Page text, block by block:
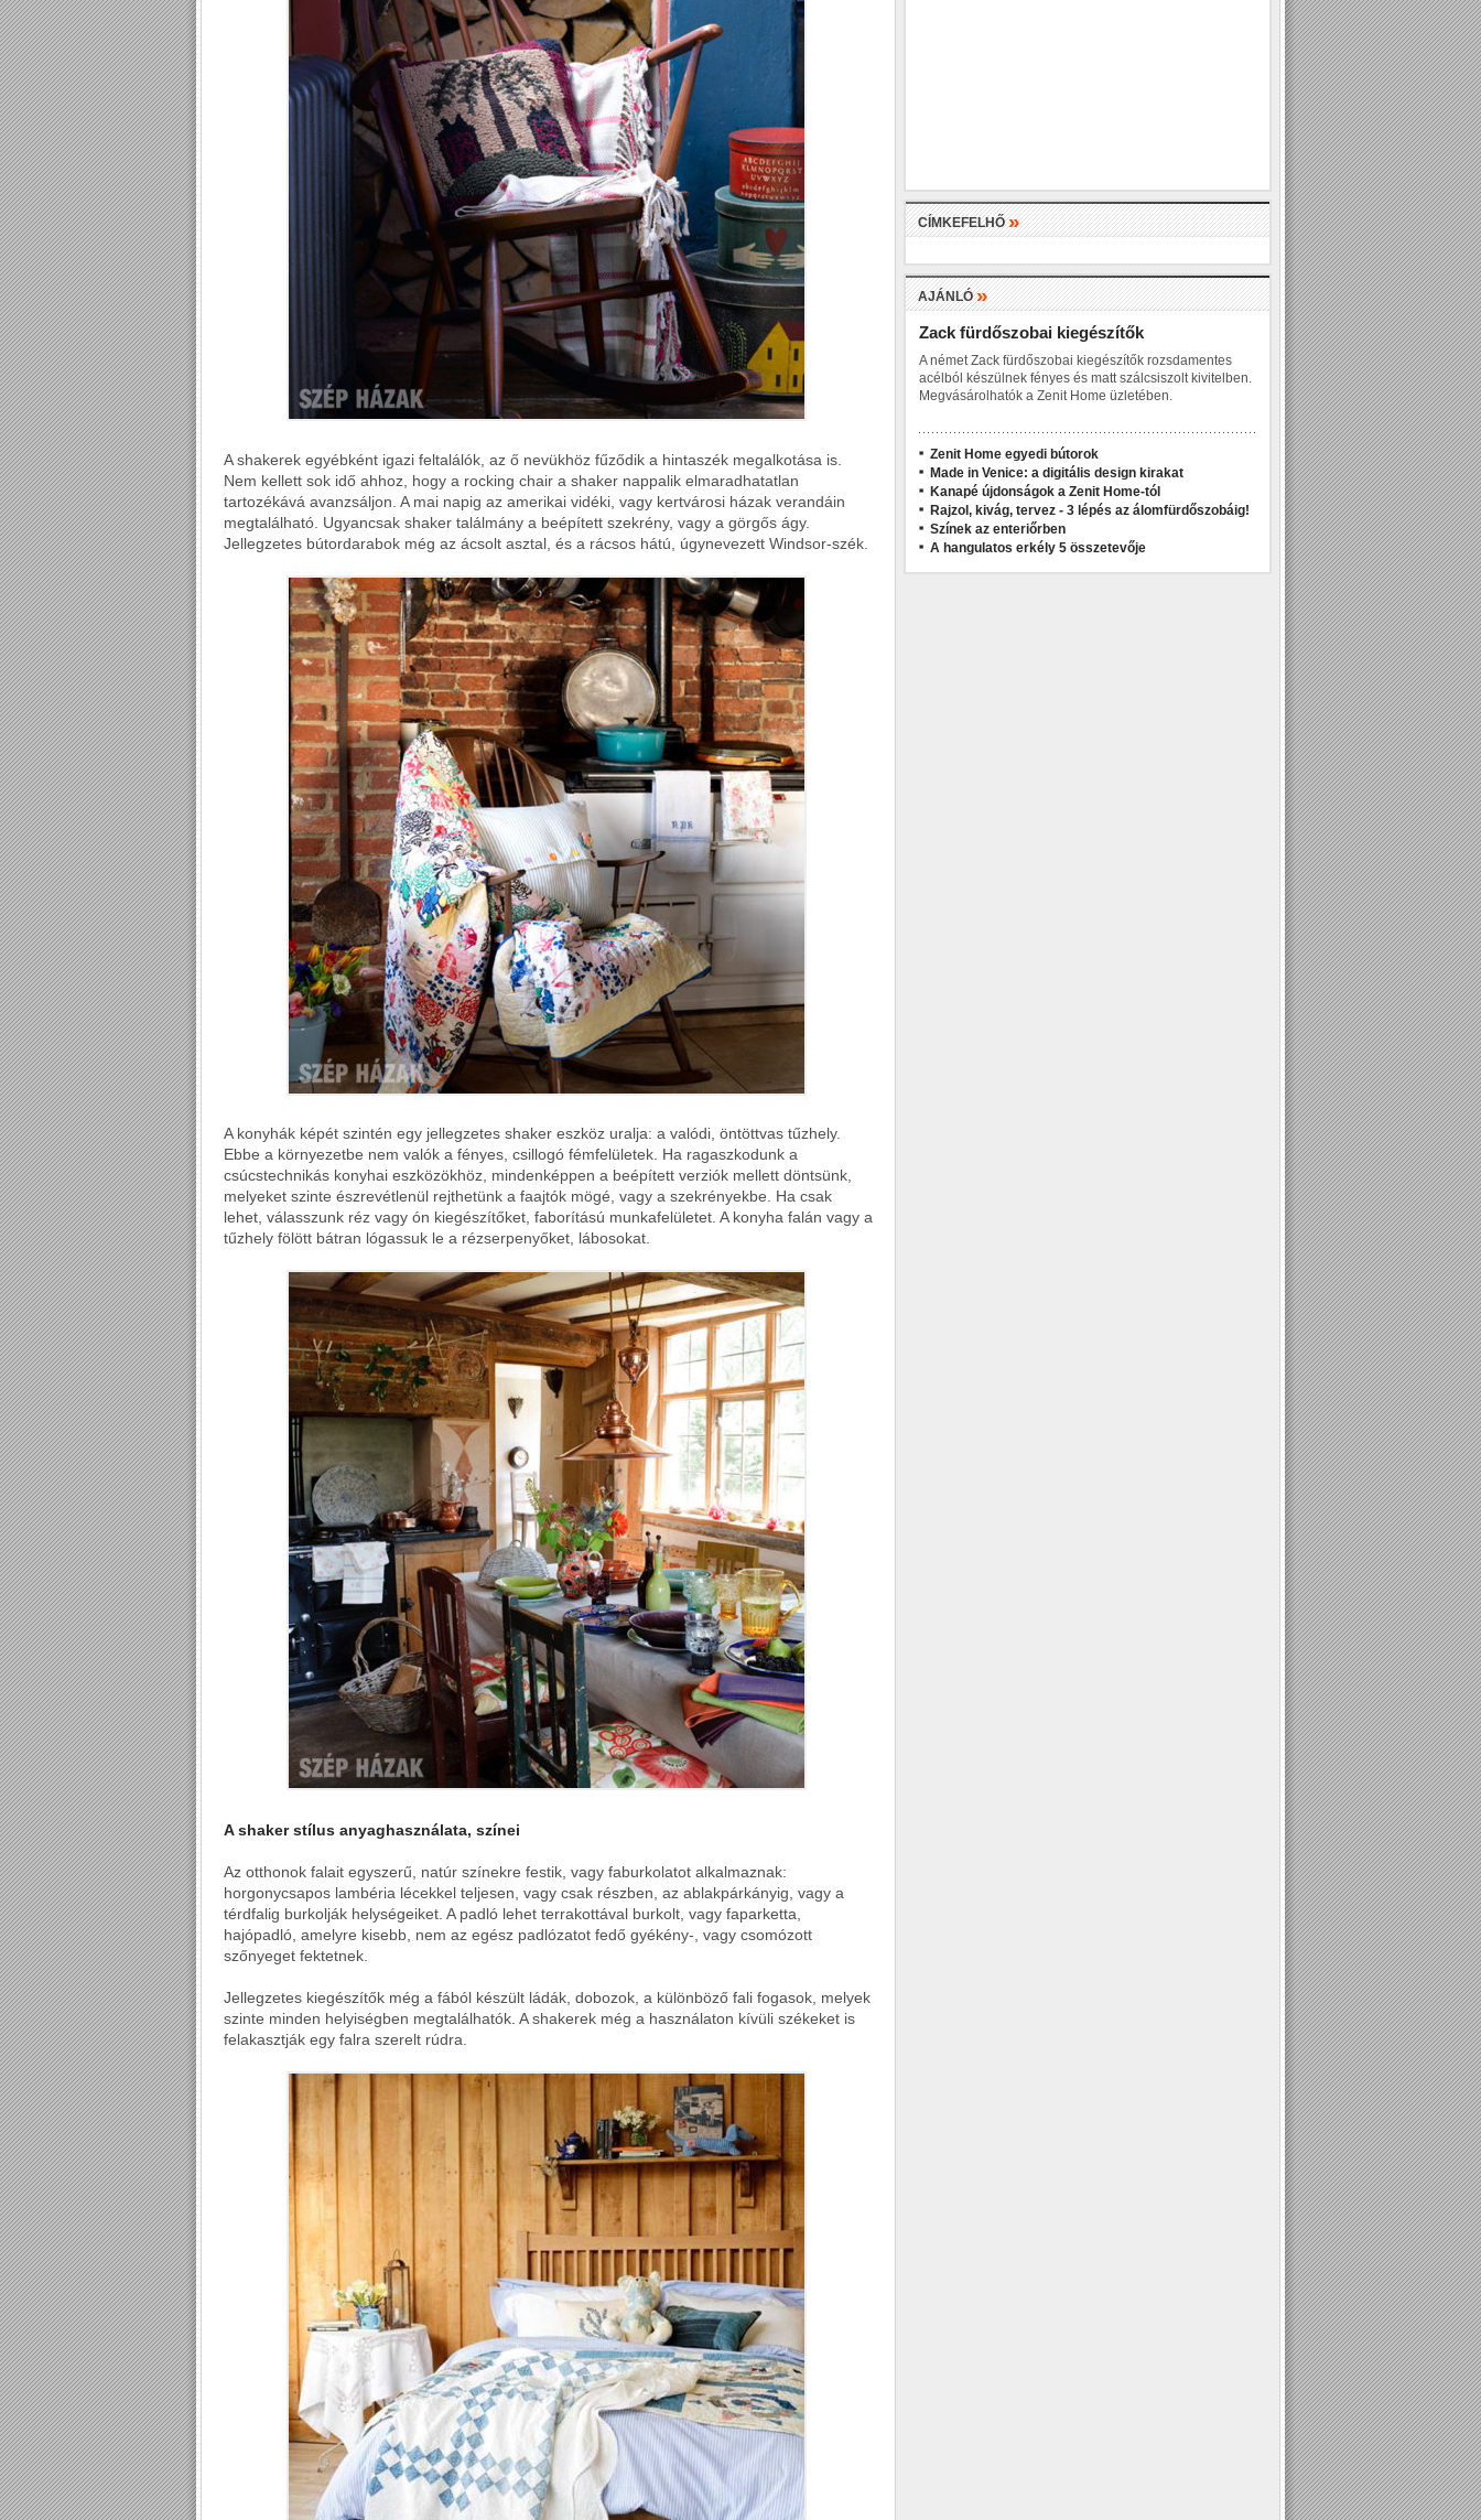
A shakerek egyébként igazi feltalálók, az ő nevükhöz fűződik a hintaszék megalkotása is.
Nem kellett sok idő ahhoz, hogy a rocking chair a shaker nappalik elmaradhatatlan
tartozékává avanzsáljon. A mai napig az amerikai vidéki, vagy kertvárosi házak verandáin
megtalálható. Ugyancsak shaker találmány a beépített szekrény, vagy a görgős ágy.
Jellegzetes bútordarabok még az ácsolt asztal, és a rácsos hátú, úgynevezett Windsor-szék.
A konyhák képét szintén egy jellegzetes shaker eszköz uralja: a valódi, öntöttvas tűzhely.
Ebbe a környezetbe nem valók a fényes, csillogó fémfelületek. Ha ragaszkodunk a
csúcstechnikás konyhai eszközökhöz, mindenképpen a beépített verziók mellett döntsünk,
melyeket szinte észrevétlenül rejthetünk a faajtók mögé, vagy a szekrényekbe. Ha csak
lehet, válasszunk réz vagy ón kiegészítőket, faborítású munkafelületet. A konyha falán vagy a
tűzhely fölött bátran lógassuk le a rézserpenyőket, lábosokat.
A shaker stílus anyaghasználata, színei
Az otthonok falait egyszerű, natúr színekre festik, vagy faburkolatot alkalmaznak:
horgonycsapos lambéria lécekkel teljesen, vagy csak részben, az ablakpárkányig, vagy a
térdfalig burkolják helységeiket. A padló lehet terrakottával burkolt, vagy faparketta,
hajópadló, amelyre kisebb, nem az egész padlózatot fedő gyékény-, vagy csomózott
szőnyeget fektetnek.
Jellegzetes kiegészítők még a fából készült ládák, dobozok, a különböző fali fogasok, melyek
szinte minden helyiségben megtalálhatók. A shakerek még a használaton kívüli székeket is
felakasztják egy falra szerelt rúdra.
CÍMKEFELHŐ»
AJÁNLÓ»
Zack fürdőszobai kiegészítők
A német Zack fürdőszobai kiegészítők rozsdamentes
acélból készülnek fényes és matt szálcsiszolt kivitelben.
Megvásárolhatók a Zenit Home üzletében.
Zenit Home egyedi bútorok
Made in Venice: a digitális design kirakat
Kanapé újdonságok a Zenit Home-tól
Rajzol, kivág, tervez - 3 lépés az álomfürdőszobáig!
Színek az enteriőrben
A hangulatos erkély 5 összetevője